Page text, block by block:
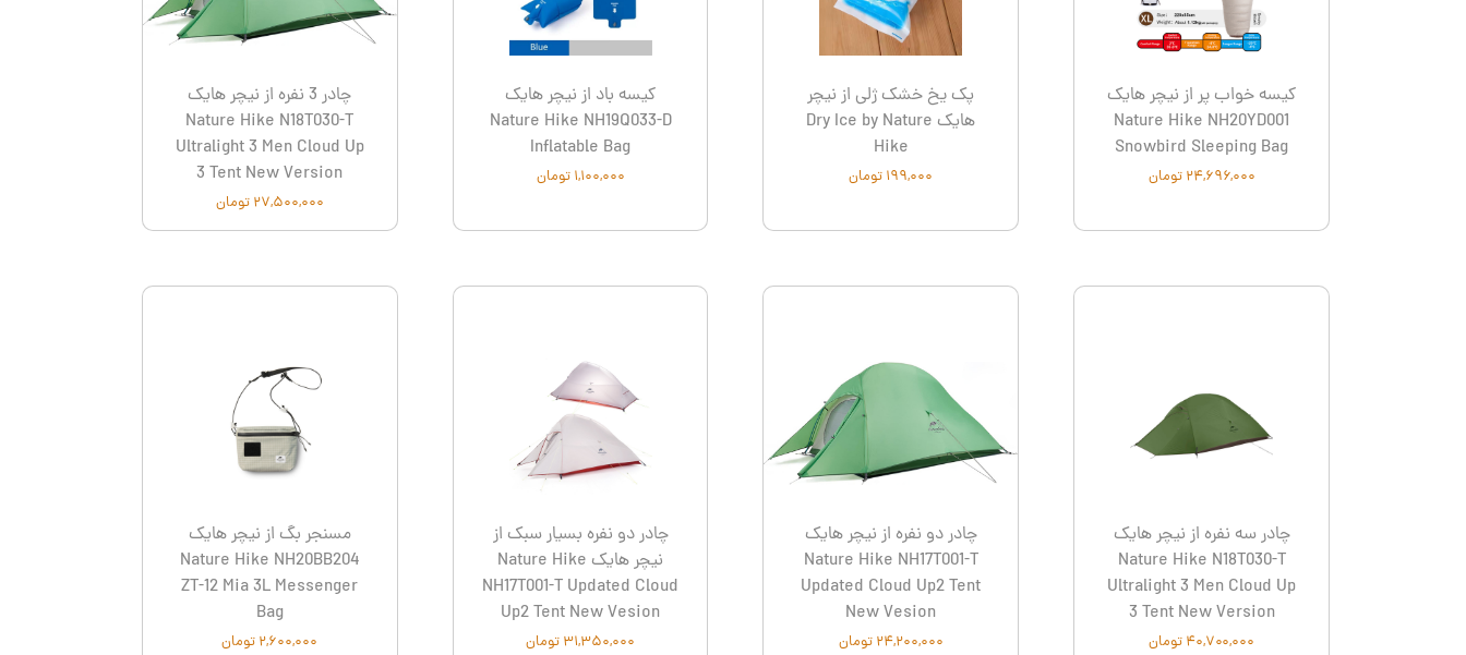
نشنال جئوگرافیک - National Geographic
شیائومی نکستول- Xiaomi Nextool
نیچر هایک Naturehike
ترموس - Thermos
فرینو - Ferrino
کانتیگو- Contigo
کیسه خواب پر از نیچر هایک
Nature Hike NH20YD001
Snowbird Sleeping Bag
۲۴,۶۹۶,۰۰۰ تومان
پک یخ خشک ژلی از نیچر
هایک Dry Ice by Nature
Hike
۱۹۹,۰۰۰ تومان
کیسه باد از نیچر هایک
Nature Hike NH19Q033-D
Inflatable Bag
۱,۱۰۰,۰۰۰ تومان
چادر 3 نفره از نیچر هایک
Nature Hike N18T030-T
Ultralight 3 Men Cloud Up
3 Tent New Version
۲۷,۵۰۰,۰۰۰ تومان
چادر سه نفره از نیچر هایک
Nature Hike N18T030-T
Ultralight 3 Men Cloud Up
3 Tent New Version
۴۰,۷۰۰,۰۰۰ تومان
چادر دو نفره از نیچر هایک
Nature Hike NH17T001-T
Updated Cloud Up2 Tent
New Vesion
۲۴,۲۰۰,۰۰۰ تومان
چادر دو نفره بسیار سبک از
نیچر هایک Nature Hike
NH17T001-T Updated Cloud
Up2 Tent New Vesion
۳۱,۳۵۰,۰۰۰ تومان
مسنجر بگ از نیچر هایک
Nature Hike NH20BB204
ZT-12 Mia 3L Messenger
Bag
۲,۶۰۰,۰۰۰ تومان